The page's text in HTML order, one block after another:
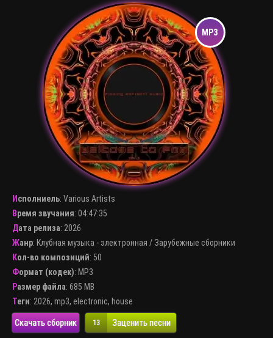
Исполниель: Various Artists
Время звучания: 04:47:35
Дата релиза: 2026
Жанр: Клубная музыка - электронная / Зарубежные сборники
Кол-во композиций: 50
Формат (кодек): MP3
Размер файла: 685 MB
Теги: 2026, mp3, electronic, house
Скачать сборник 13 Заценить песни